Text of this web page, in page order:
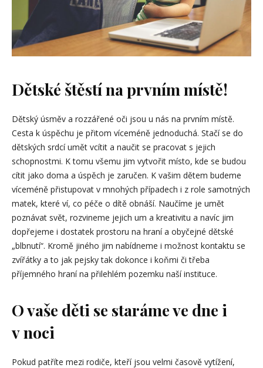
Dětské štěstí na prvním místě!
Dětský úsměv a rozzářené oči jsou u nás na prvním místě.
Cesta k úspěchu je přitom víceméně jednoduchá. Stačí se do
dětských srdcí umět vcítit a naučit se pracovat s jejich
schopnostmi. K tomu všemu jim vytvořit místo, kde se budou
cítit jako doma a úspěch je zaručen. K vašim dětem budeme
víceméně přistupovat v mnohých případech i z role samotných
matek, které ví, co péče o dítě obnáší. Naučíme je umět
poznávat svět, rozvineme jejich um a kreativitu a navíc jim
dopřejeme i dostatek prostoru na hraní a obyčejné dětské
„blbnutí“. Kromě jiného jim nabídneme i možnost kontaktu se
zvířátky a to jak pejsky tak dokonce i koňmi či třeba
příjemného hraní na přilehlém pozemku naší instituce.
O vaše děti se staráme ve dne i
v noci
Pokud patříte mezi rodiče, kteří jsou velmi časově vytížení,